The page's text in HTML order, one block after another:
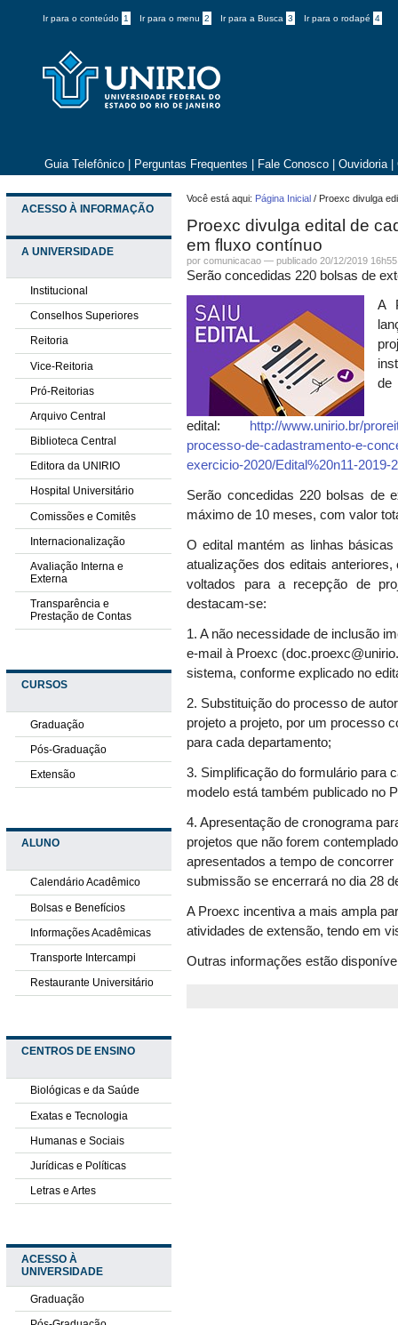
Ir para o conteúdo 1 Ir para o menu 2 Ir para a Busca 3 Ir para o rodapé 4
Guia Telefônico Perguntas Frequentes Fale Conosco Ouvidoria
ACESSO À INFORMAÇÃO
A UNIVERSIDADE
Institucional
Conselhos Superiores
Reitoria
Vice-Reitoria
Pró-Reitorias
Arquivo Central
Biblioteca Central
Editora da UNIRIO
Hospital Universitário
Comissões e Comitês
Internacionalização
Avaliação Interna e
Externa
Transparência e
Prestação de Contas
CURSOS
Graduação
Pós-Graduação
Extensão
ALUNO
Calendário Acadêmico
Bolsas e Benefícios
Informações Acadêmicas
Transporte Intercampi
Restaurante Universitário
CENTROS DE ENSINO
Biológicas e da Saúde
Exatas e Tecnologia
Humanas e Sociais
Jurídicas e Políticas
Letras e Artes
ACESSO À
UNIVERSIDADE
Graduação
Você está aqui: Página Inicial / Proexc divulga
Proexc divulga edital de
em fluxo contínuo
por comunicacao —publicado 20/12/2019
Serão concedidas 220 bolsas de
A
edital:
http://www.unirio.br/
processo-de-cadastramento-e-
exercicio-2020/Edital%20n11-2019-
Serão concedidas 220 bolsas de
máximo de 10 meses, com valor
O edital mantém as linhas
atualizações dos editais
voltados para a recepção de
destacam-se:
1. A não necessidade de inclusão
e-mail à Proexc (
sistema, conforme explicado no
2. Substituição do processo de
projeto a projeto, por um processo
para cada departamento;
3. Simplificação do formulário para
modelo está também publicado no
4. Apresentação de cronograma
projetos que não forem
apresentados a tempo de
submissão se encerrará no dia 28
A Proexc incentiva a mais ampla
atividades de extensão, tendo em
Outras informações estão